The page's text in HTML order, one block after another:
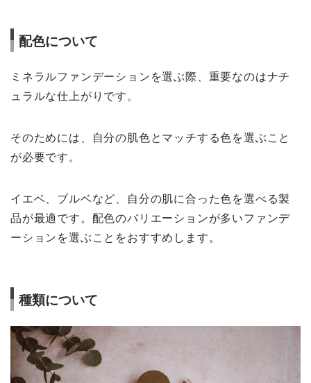
配色について
ミネラルファンデーションを選ぶ際、重要なのはナチ
ュラルな仕上がりです。
そのためには、自分の肌色とマッチする色を選ぶこと
が必要です。
イエベ、ブルベなど、自分の肌に合った色を選べる製
品が最適です。配色のバリエーションが多いファンデ
ーションを選ぶことをおすすめします。
種類について